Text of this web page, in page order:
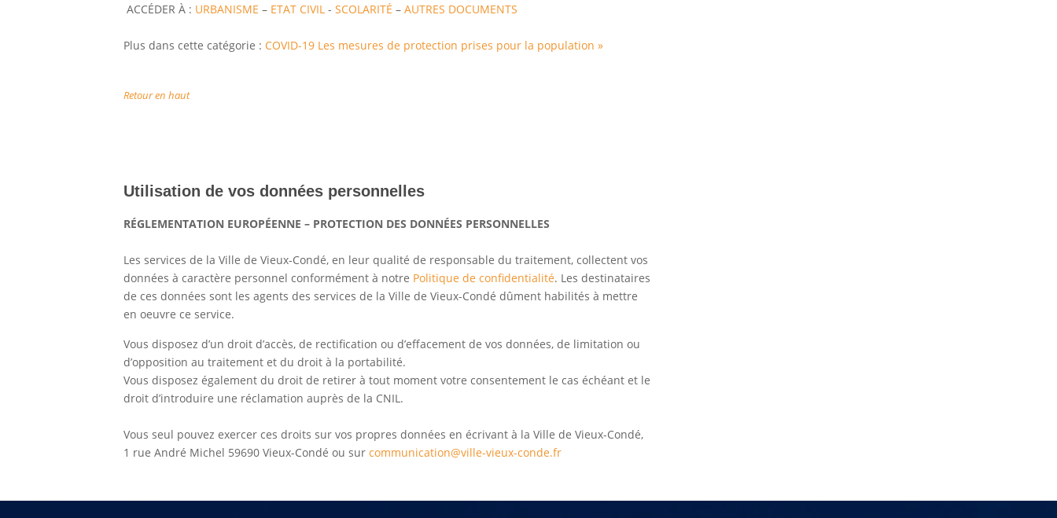
ACCÉDER À : URBANISME – ETAT CIVIL - SCOLARITÉ – AUTRES DOCUMENTS
Plus dans cette catégorie : COVID-19 Les mesures de protection prises pour la population »
Retour en haut
Utilisation de vos données personnelles
RÉGLEMENTATION EUROPÉENNE – PROTECTION DES DONNÉES PERSONNELLES
Les services de la Ville de Vieux-Condé, en leur qualité de responsable du traitement, collectent vos
données à caractère personnel conformément à notre Politique de confidentialité. Les destinataires
de ces données sont les agents des services de la Ville de Vieux-Condé dûment habilités à mettre
en oeuvre ce service.
Vous disposez d’un droit d’accès, de rectification ou d’effacement de vos données, de limitation ou
d’opposition au traitement et du droit à la portabilité.
Vous disposez également du droit de retirer à tout moment votre consentement le cas échéant et le
droit d’introduire une réclamation auprès de la CNIL.
Vous seul pouvez exercer ces droits sur vos propres données en écrivant à la Ville de Vieux-Condé,
1 rue André Michel 59690 Vieux-Condé ou sur communication@ville-vieux-conde.fr